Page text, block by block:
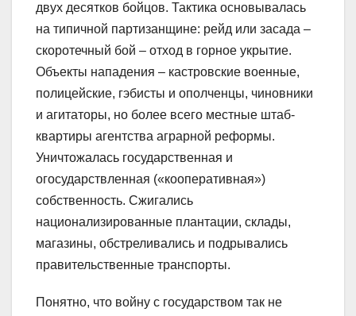
двух десятков бойцов. Тактика основывалась
на типичной партизанщине: рейд или засада –
скоротечный бой – отход в горное укрытие.
Объекты нападения – кастровские военные,
полицейские, гэбисты и ополченцы, чиновники
и агитаторы, но более всего местные штаб-
квартиры агентства аграрной реформы.
Уничтожалась государственная и
огосударствленная («кооперативная»)
собственность. Сжигались
национализированные плантации, склады,
магазины, обстреливались и подрывались
правительственные транспорты.
Понятно, что войну с государством так не